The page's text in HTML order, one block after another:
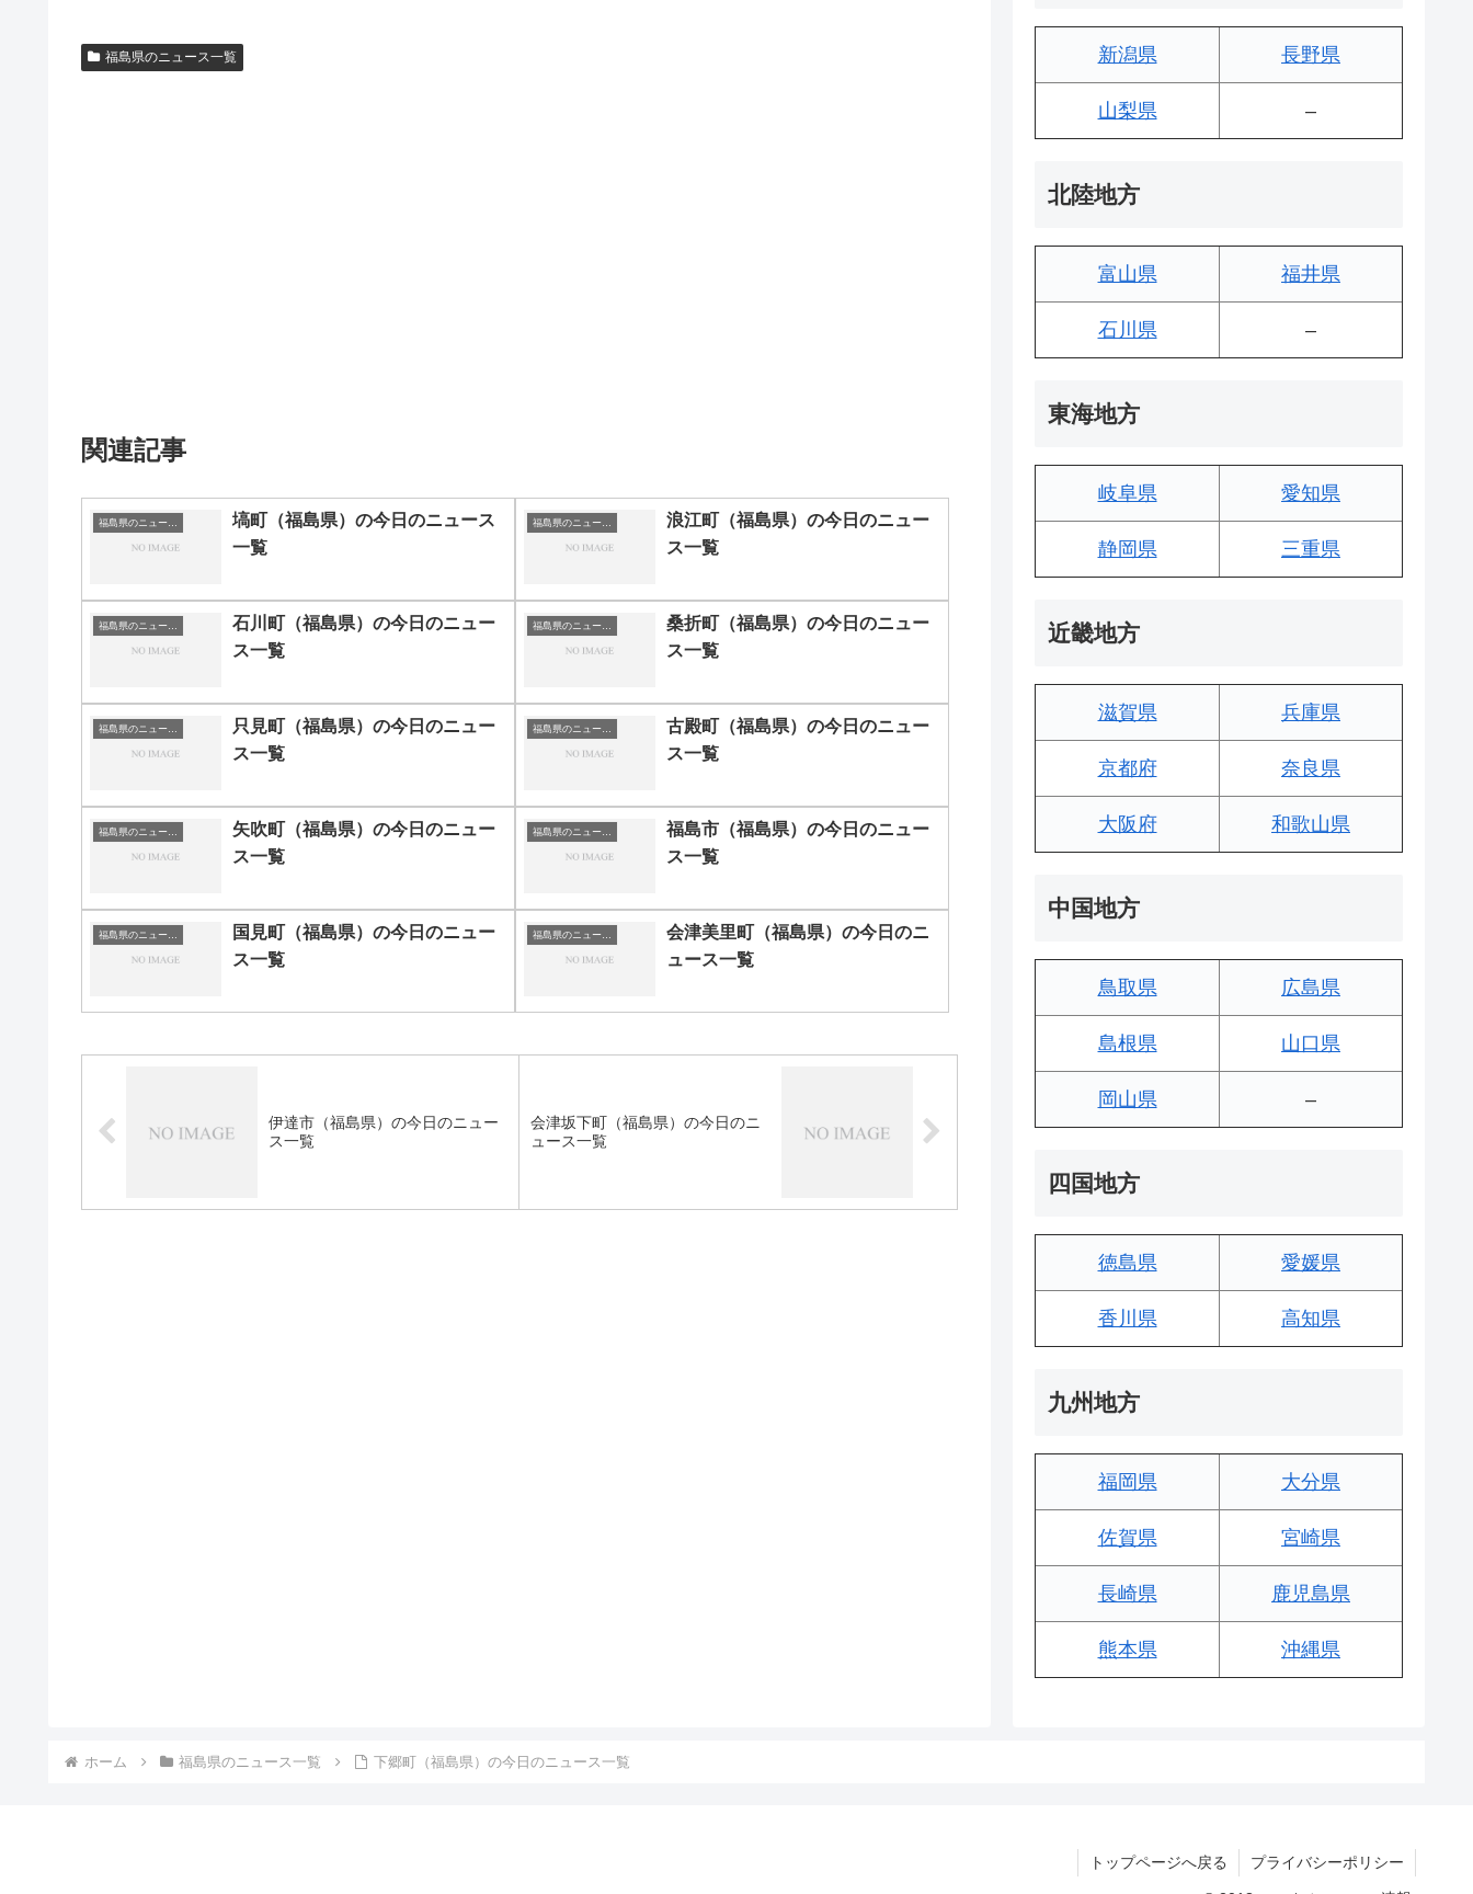
福島県のニュース一覧
関連記事
福島県のニュース一覧
塙町（福島県）の今日のニュース
一覧
福島県のニュース一覧
浪江町（福島県）の今日のニュー
ス一覧
福島県のニュース一覧
石川町（福島県）の今日のニュー
ス一覧
福島県のニュース一覧
桑折町（福島県）の今日のニュー
ス一覧
福島県のニュース一覧
只見町（福島県）の今日のニュー
ス一覧
福島県のニュース一覧
古殿町（福島県）の今日のニュー
ス一覧
福島県のニュース一覧
矢吹町（福島県）の今日のニュー
ス一覧
福島県のニュース一覧
福島市（福島県）の今日のニュー
ス一覧
福島県のニュース一覧
国見町（福島県）の今日のニュー
ス一覧
福島県のニュース一覧
会津美里町（福島県）の今日のニ
ュース一覧
伊達市（福島県）の今日のニュー
ス一覧
会津坂下町（福島県）の今日のニ
ュース一覧
新潟県 長野県
山梨県 –
北陸地方
富山県 福井県
石川県 –
東海地方
岐阜県 愛知県
静岡県 三重県
近畿地方
滋賀県 兵庫県
京都府 奈良県
大阪府 和歌山県
中国地方
鳥取県 広島県
島根県 山口県
岡山県 –
四国地方
徳島県 愛媛県
香川県 高知県
九州地方
福岡県 大分県
佐賀県 宮崎県
長崎県 鹿児島県
熊本県 沖縄県
ホーム 福島県のニュース一覧 下郷町（福島県）の今日のニュース一覧
トップページへ戻る プライバシーポリシー